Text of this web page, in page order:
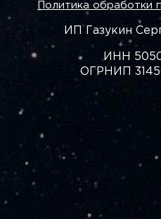
Политика обработки
ИП Газукин
ИНН
ОГРНИП